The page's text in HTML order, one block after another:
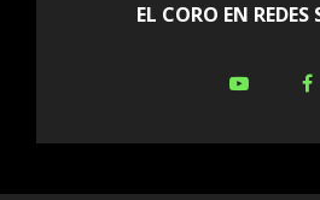
EL CORO EN REDES
Youtube